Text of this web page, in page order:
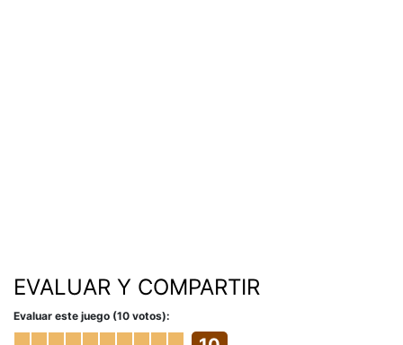
EVALUAR Y COMPARTIR
Evaluar este juego (10 votos):